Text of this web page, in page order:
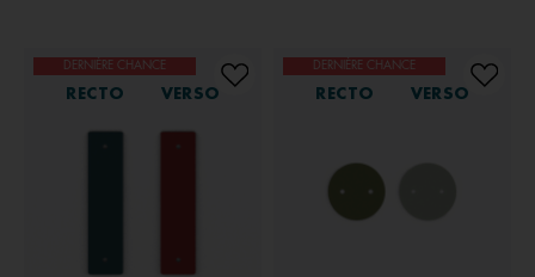
DERNIÈRE CHANCE
RECTO VERSO
DERNIÈRE CHANCE
RECTO VERSO